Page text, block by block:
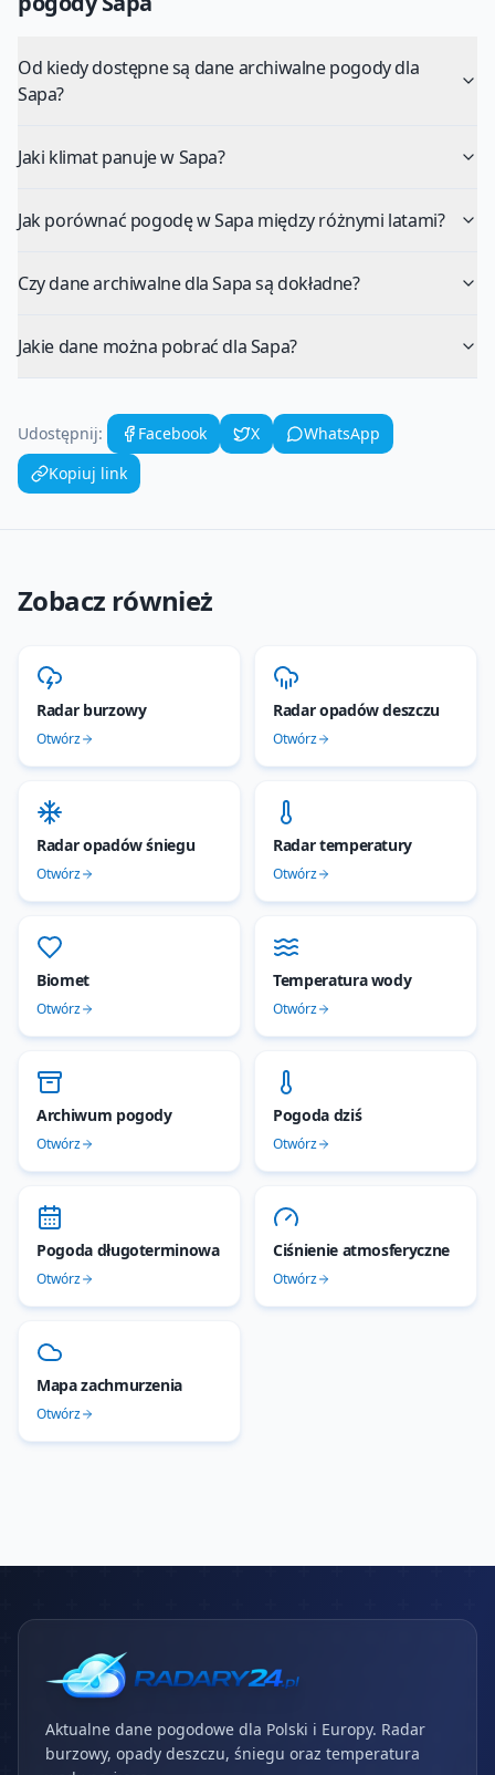
Od kiedy dostępne są dane archiwalne pogody dla
Sapa?
Jaki klimat panuje w Sapa?
Jak porównać pogodę w Sapa między różnymi latami?
Czy dane archiwalne dla Sapa są dokładne?
Jakie dane można pobrać dla Sapa?
Udostępnij: Facebook X
WhatsApp
Kopiuj link
Zobacz również
Radar burzowy
Otwórz
Radar opadów deszczu
Otwórz
Radar opadów śniegu
Otwórz
Radar temperatury
Otwórz
Biomet
Otwórz
Temperatura wody
Otwórz
Archiwum pogody
Otwórz
Pogoda dziś
Otwórz
Pogoda długoterminowa
Otwórz
Ciśnienie atmosferyczne
Otwórz
Mapa zachmurzenia
Otwórz
Aktualne dane pogodowe dla Polski i Europy. Radar
burzowy, opady deszczu, śniegu oraz temperatura